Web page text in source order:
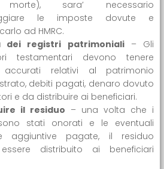
sara’ necessario
le imposte dovute e
ad HMRC.
dei registri patrimoniali– Gli
testamentari devono tenere
accurati relativi al patrimonio
debiti pagati, denaro dovuto
e da distribuire ai beneficiari.
il residuo – una volta che i
stati onorati e le eventuali
aggiuntive pagate, il residuo
distribuito ai beneficiari